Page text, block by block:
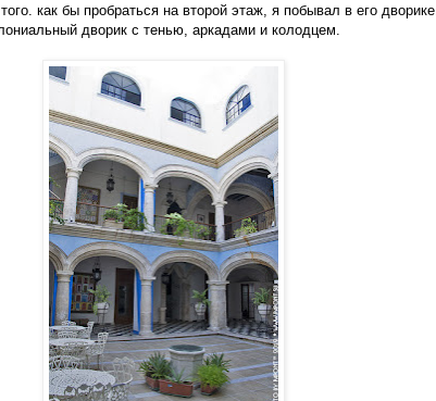
как бы пробраться на второй этаж, я побывал в его дворике.
дворик с тенью, аркадами и колодцем.